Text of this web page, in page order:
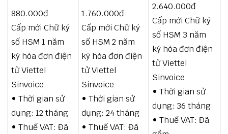
880.000đ
Cấp mới Chữ ký
số HSM 1 năm
ký hóa đơn điện
tử Viettel
Sinvoice
• Thời gian sử
dụng: 12 tháng
• Thuế VAT: Đã
1.760.000đ
Cấp mới Chữ ký
số HSM 2 năm
ký hóa đơn điện
tử Viettel
Sinvoice
• Thời gian sử
dụng: 24 tháng
• Thuế VAT: Đã
2.640.000đ
Cấp mới Chữ ký
số HSM 3 năm
ký hóa đơn điện
tử Viettel
Sinvoice
• Thời gian sử
dụng: 36 tháng
• Thuế VAT: Đã